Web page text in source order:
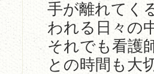
手が離れてく
われる日々の
それでも看護
との時間も大